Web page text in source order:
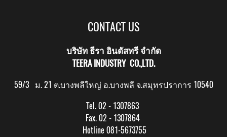
CONTACT US
บริษัท ธีรา อินดัสทรี จำกัด
TEERA INDUSTRY CO.,LTD.
59/3 ม. 21 ต.บางพลีใหญ่ อ.บางพลี จ.สมุทรปราการ 10540
Tel. 02 - 1307863
Fax. 02 - 1307864
Hotline 081-5673755